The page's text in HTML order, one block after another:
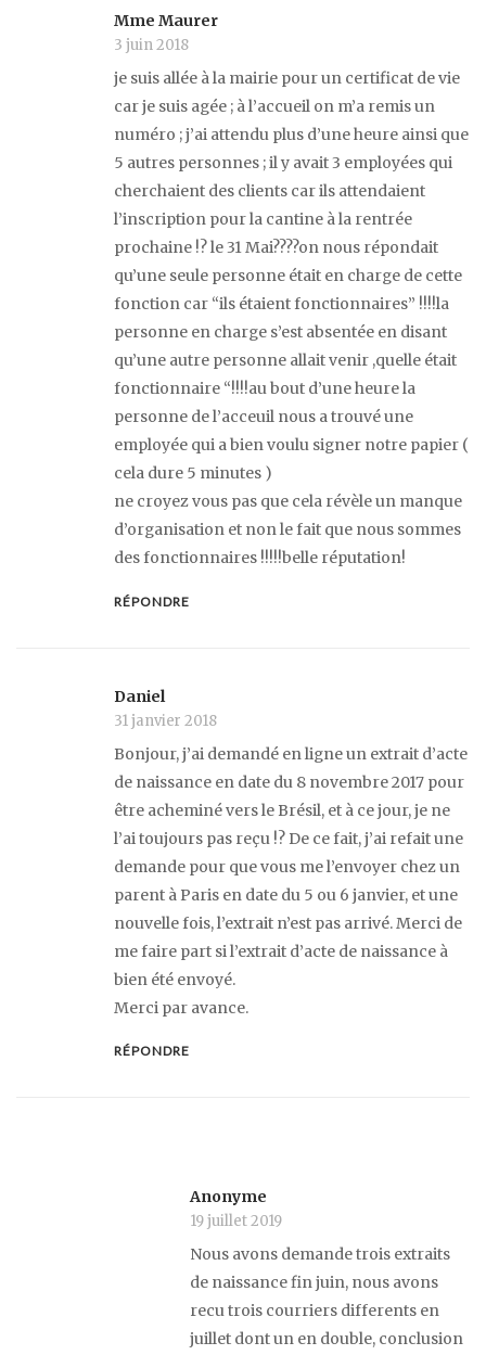
Mme Maurer
3 juin 2018
je suis allée à la mairie pour un certificat de vie
car je suis agée ; à l’accueil on m’a remis un
numéro ; j’ai attendu plus d’une heure ainsi que
5 autres personnes ; il y avait 3 employées qui
cherchaient des clients car ils attendaient
l’inscription pour la cantine à la rentrée
prochaine !? le 31 Mai????on nous répondait
qu’une seule personne était en charge de cette
fonction car “ils étaient fonctionnaires” !!!!la
personne en charge s’est absentée en disant
qu’une autre personne allait venir ,quelle était
fonctionnaire “!!!!au bout d’une heure la
personne de l’acceuil nous a trouvé une
employée qui a bien voulu signer notre papier (
cela dure 5 minutes )
ne croyez vous pas que cela révèle un manque
d’organisation et non le fait que nous sommes
des fonctionnaires !!!!!belle réputation!
RÉPONDRE
Daniel
31 janvier 2018
Bonjour, j’ai demandé en ligne un extrait d’acte
de naissance en date du 8 novembre 2017 pour
être acheminé vers le Brésil, et à ce jour, je ne
l’ai toujours pas reçu !? De ce fait, j’ai refait une
demande pour que vous me l’envoyer chez un
parent à Paris en date du 5 ou 6 janvier, et une
nouvelle fois, l’extrait n’est pas arrivé. Merci de
me faire part si l’extrait d’acte de naissance à
bien été envoyé.
Merci par avance.
RÉPONDRE
Anonyme
19 juillet 2019
Nous avons demande trois extraits
de naissance fin juin, nous avons
recu trois courriers differents en
juillet dont un en double, conclusion